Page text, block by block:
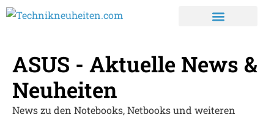
ASUS - Aktuelle News &
Neuheiten
News zu den Notebooks, Netbooks und weiteren